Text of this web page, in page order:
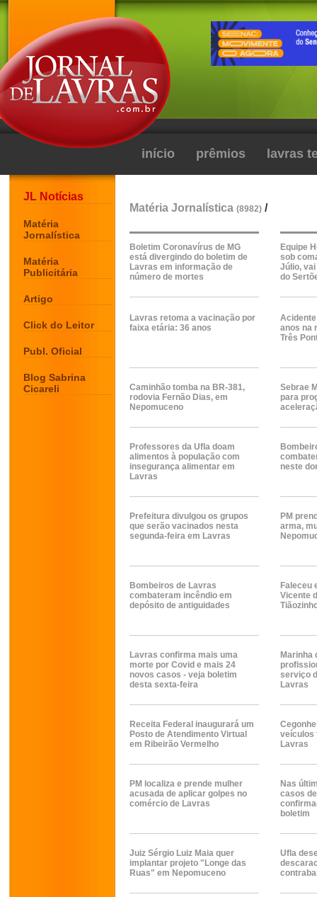
início prêmios lavras
JL Notícias
Matéria
Jornalística
Matéria
Publicitária
Artigo
Click do Leitor
Publ. Oficial
Blog Sabrina
Cicareli
Matéria Jornalística (8982) /
Boletim Coronavírus de MG
está divergindo do boletim de
Lavras em informação de
número de mortes
Equipe
sob
Júlio, vai
do
Lavras retoma a vacinação por
faixa etária: 36 anos
anos na
Três
Caminhão tomba na BR-381,
rodovia Fernão Dias, em
Nepomuceno
Sebrae
para
Professores da Ufla doam
alimentos à população com
insegurança alimentar em
Lavras
neste
Prefeitura divulgou os grupos
que serão vacinados nesta
segunda-feira em Lavras
PM
arma,
Bombeiros de Lavras
combateram incêndio em
depósito de antiguidades
Faleceu
Vicente
Lavras confirma mais uma
morte por Covid e mais 24
novos casos - veja boletim
desta sexta-feira
Marinha
serviço
Lavras
Receita Federal inaugurará um
Posto de Atendimento Virtual
em Ribeirão Vermelho
veículos
Lavras
PM localiza e prende mulher
acusada de aplicar golpes no
comércio de Lavras
Nas
casos
boletim
Juiz Sérgio Luiz Maia quer
implantar projeto "Longe das
Ruas" em Nepomuceno
Ufla